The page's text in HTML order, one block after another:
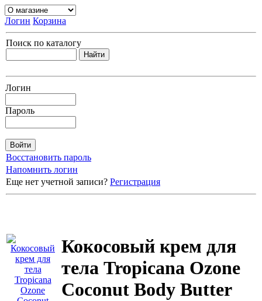
Логин Корзина
Поиск по каталогу
Логин
Пароль
Восстановить пароль
Напомнить логин
Еще нет учетной записи? Регистрация
Кокосовый крем для
тела Tropicana Ozone
Coconut Body Butter